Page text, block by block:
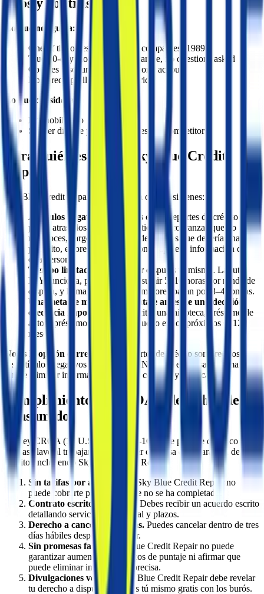
Lo que nos gusta:
One of the oldest credit-repair companies (1989)
True 90-day money-back guarantee, no questions asked
Couples discount: 50% off second account
No tiered upsells — one flat price
Lo que considerar:
No mobile app
Slower dispute pace than aggressive competitors
Para quién es mejor Sky Blue Credit
Repair
Sky Blue Credit Repair es una buena opción si tienes:
Artículos negativos inexactos en tus reportes de crédito —
pagos atrasados que pagaste a tiempo, cobranzas que no
reconoces, cargos cancelados de cuentas que deberían haber
prescrito, errores de archivo donde aparece información de
otra persona.
Tiempo limitado
para manejar disputas tú mismo. La ruta
DIY funciona, pero puede consumir 5–10 horas por ronda de
disputa, y la mayoría de consumidores pasan por 3–4 rondas.
Una meta de mejorar tu puntaje antes de una decisión
crediticia importante
— solicitar una hipoteca, préstamo de
auto o préstamo comercial pequeño en los próximos 6–12
meses.
No es la opción correcta
si tus reportes de crédito son precisos y
los artículos negativos son recientes. Ninguna empresa legítima
puede eliminar información negativa correcta y verificable.
Cumplimiento de CROA y derechos del
consumidor
La Ley CROA (15 U.S.C. §§ 1679–1679j) te protege de cinco
formas clave al trabajar con cualquier empresa de reparación de
crédito, incluyendo Sky Blue Credit Repair:
Sin tarifas por adelantado.
Sky Blue Credit Repair no
puede cobrarte por trabajo que no se ha completado.
Contrato escrito requerido.
Debes recibir un acuerdo escrito
detallando servicios, costo total y plazos.
Derecho a cancelar en 3 días. Puedes cancelar dentro de tres
días hábiles después de firmar.
Sin promesas falsas.
Sky Blue Credit Repair no puede
garantizar aumentos específicos de puntaje ni afirmar que
puede eliminar información precisa.
Divulgaciones veraces.
Sky Blue Credit Repair debe revelar
tu derecho a disputar artículos tú mismo gratis con los burós.